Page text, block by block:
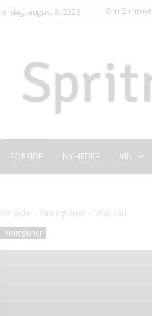
lørdag, august 8, 2026 Om Spritnyt
FORSIDE NYHEDER VIN
Forside Vinregioner Wachau
Vinregioner